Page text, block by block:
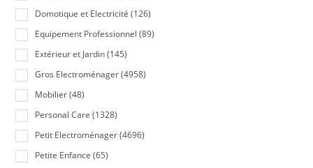
Domotique et Electricité (126)
Equipement Professionnel (89)
Extérieur et Jardin (145)
Gros Electroménager (4958)
Mobilier (48)
Personal Care (1328)
Petit Electroménager (4696)
Petite Enfance (65)